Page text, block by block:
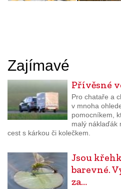
Zajímavé
Přívěsné
Pro chataře a
v mnoha
pomocníkem,
malý náklaďák
cest s kárkou či kolečkem.
Jsou
barevné.
za…